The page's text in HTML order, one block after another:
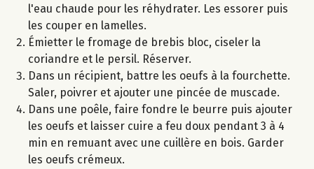
l'eau chaude pour les réhydrater. Les essorer puis
les couper en lamelles.
Émietter le fromage de brebis bloc, ciseler la
coriandre et le persil. Réserver.
Dans un récipient, battre les oeufs à la fourchette.
Saler, poivrer et ajouter une pincée de muscade.
Dans une poêle, faire fondre le beurre puis ajouter
les oeufs et laisser cuire a feu doux pendant 3 à 4
min en remuant avec une cuillère en bois. Garder
les oeufs crémeux.